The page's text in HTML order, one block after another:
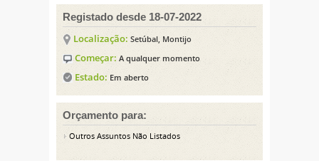
Registado desde 18-07-2022
Localização: Setúbal, Montijo
Começar: A qualquer momento
Estado: Em aberto
Orçamento para:
Outros Assuntos Não Listados